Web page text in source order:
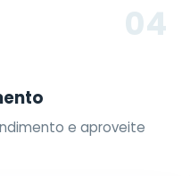
04
e aproveite